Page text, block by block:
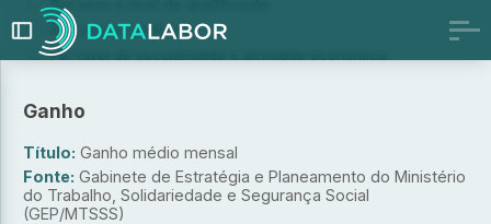
Ganho
Título: Ganho médio mensal
Fonte: Gabinete de Estratégia e Planeamento do Ministério
do Trabalho, Solidariedade e Segurança Social
(GEP/MTSSS)
Por sexo e nível de qualificação
Por sexo e profissão
Por nível de escolaridade e atividade económica
Por decil
Por atividade económica e instrumento de regulamentação
coletiva de trabalho
Sexo